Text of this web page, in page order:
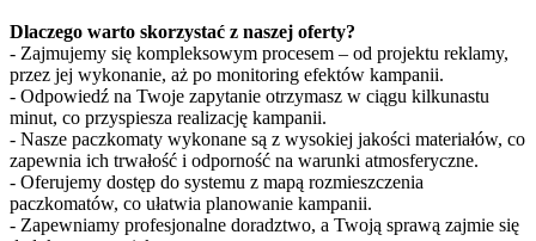
Dlaczego warto skorzystać z naszej oferty?
- Zajmujemy się kompleksowym procesem – od projektu reklamy,
przez jej wykonanie, aż po monitoring efektów kampanii.
- Odpowiedź na Twoje zapytanie otrzymasz w ciągu kilkunastu
minut, co przyspiesza realizację kampanii.
- Nasze paczkomaty wykonane są z wysokiej jakości materiałów, co
zapewnia ich trwałość i odporność na warunki atmosferyczne.
- Oferujemy dostęp do systemu z mapą rozmieszczenia
paczkomatów, co ułatwia planowanie kampanii.
- Zapewniamy profesjonalne doradztwo, a Twoją sprawą zajmie się